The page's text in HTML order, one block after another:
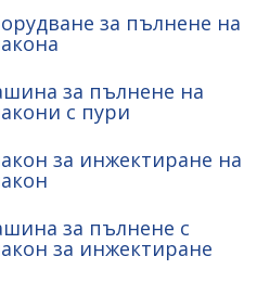
за пълнене на
за пълнене на
с пури
за инжектиране на
за пълнене с
за инжектиране